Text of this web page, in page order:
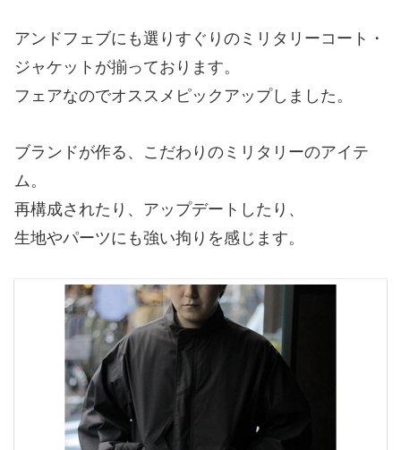
アンドフェブにも選りすぐりのミリタリーコート・
ジャケットが揃っております。
フェアなのでオススメピックアップしました。
ブランドが作る、こだわりのミリタリーのアイテ
ム。
再構成されたり、アップデートしたり、
生地やパーツにも強い拘りを感じます。